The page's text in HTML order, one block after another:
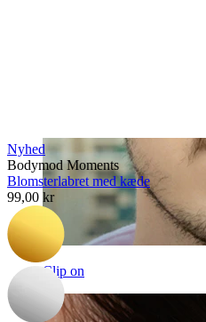
Clip on
Nyhed
Bodymod Moments
Blomsterlabret med kæde
99,00 kr